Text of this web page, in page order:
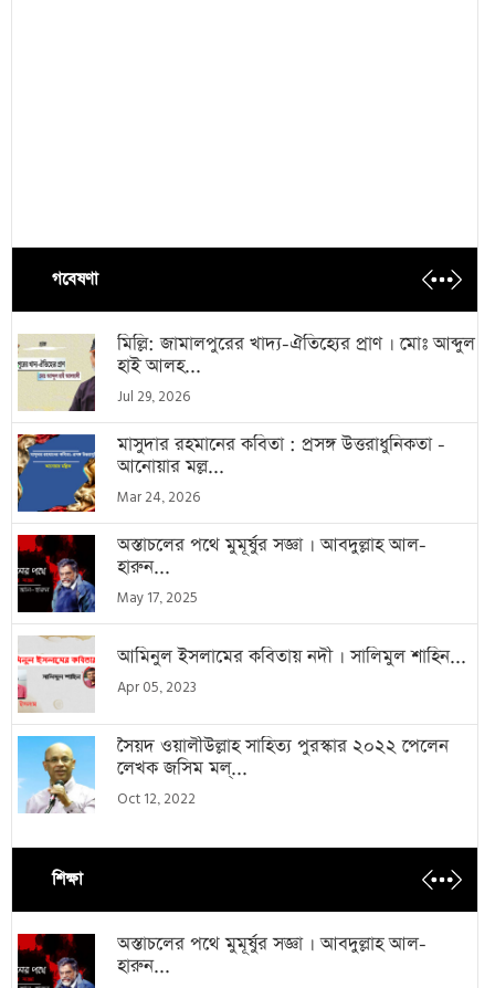
গবেষণা
মিল্লি: জামালপুরের খাদ্য-ঐতিহ্যের প্রাণ । মোঃ আব্দুল
হাই আলহ...
Jul 29, 2026
মাসুদার রহমানের কবিতা : প্রসঙ্গ উত্তরাধুনিকতা -
আনোয়ার মল্ল...
Mar 24, 2026
অস্তাচলের পথে মুমূর্ষুর সজ্ঞা । আবদুল্লাহ আল-
হারুন...
May 17, 2025
আমিনুল ইসলামের কবিতায় নদী । সালিমুল শাহিন...
Apr 05, 2023
সৈয়দ ওয়ালীউল্লাহ সাহিত্য পুরস্কার ২০২২ পেলেন
লেখক জসিম মল্...
Oct 12, 2022
শিক্ষা
অস্তাচলের পথে মুমূর্ষুর সজ্ঞা । আবদুল্লাহ আল-
হারুন...